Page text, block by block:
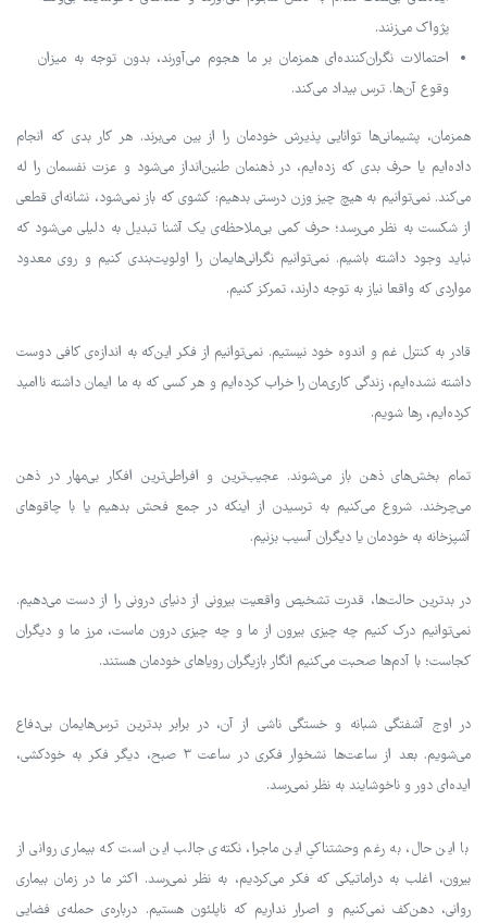
پژواک می‌زنند.
احتمالات نگران‌کننده‌ای همزمان بر ما هجوم می‌آورند، بدون توجه به میزان
وقوع آن‌ها. ترس بیداد می‌کند.
همزمان، پشیمانی‌ها توانایی پذیرش خودمان را از بین می‌برند. هر کار بدی که انجام
داده‌ایم یا حرف بدی که زده‌ایم، در ذهنمان طنین‌انداز می‌شود و عزت نفسمان را له
می‌کند. نمی‌توانیم به هیچ چیز وزن درستی بدهیم: کشوی که باز نمی‌شود، نشانه‌ای قطعی
از شکست به نظر می‌رسد؛ حرف کمی بی‌ملاحظه‌ی یک آشنا تبدیل به دلیلی می‌شود که
نباید وجود داشته باشیم. نمی‌توانیم نگرانی‌هایمان را اولویت‌بندی کنیم و روی معدود
مواردی که واقعا نیاز به توجه دارند، تمرکز کنیم.
قادر به کنترل غم و اندوه خود نیستیم. نمی‌توانیم از فکر این‌که به اندازه‌ی کافی دوست
داشته نشده‌ایم، زندگی کاری‌مان را خراب کرده‌ایم و هر کسی که به ما ایمان داشته ناامید
کرده‌ایم، رها شویم.
تمام بخش‌های ذهن باز می‌شوند. عجیب‌ترین و افراطی‌ترین افکار بی‌مهار در ذهن
می‌چرخند. شروع می‌کنیم به ترسیدن از اینکه در جمع فحش بدهیم یا با چاقوهای
آشپزخانه به خودمان یا دیگران آسیب بزنیم.
در بدترین حالت‌ها، قدرت تشخیص واقعیت بیرونی از دنیای درونی را از دست می‌دهیم.
نمی‌توانیم درک کنیم چه چیزی بیرون از ما و چه چیزی درون ماست، مرز ما و دیگران
کجاست؛ با آدم‌ها صحبت می‌کنیم انگار بازیگران رویاهای خودمان هستند.
در اوج آشفتگی شبانه و خستگی ناشی از آن، در برابر بدترین ترس‌هایمان بی‌دفاع
می‌شویم. بعد از ساعت‌ها نشخوار فکری در ساعت ۳ صبح، دیگر فکر به خودکشی،
ایده‌ای دور و ناخوشایند به نظر نمی‌رسد.
با این حال، به رغم وحشتناکیِ این ماجرا، نکته‌ی جالب این است که بیماری روانی از
بیرون، اغلب به دراماتیکی که فکر می‌کردیم، به نظر نمی‌رسد. اکثر ما در زمان بیماری
روانی، دهن‌کف نمی‌کنیم و اصرار نداریم که ناپلئون هستیم. درباره‌ی حمله‌ی فضایی